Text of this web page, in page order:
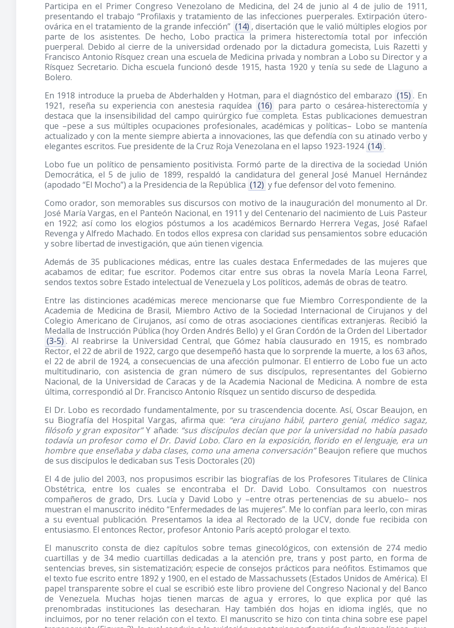
Participa en el Primer Congreso Venezolano de Medicina, del 24 de junio al 4 de julio de 1911,
presentando el trabajo “Profilaxis y tratamiento de las infecciones puerperales. Extirpación útero-
ovárica en el tratamiento de la grande infección” (14) , disertación que le valió múltiples elogios por
parte de los asistentes. De hecho, Lobo practica la primera histerectomía total por infección
puerperal. Debido al cierre de la universidad ordenado por la dictadura gomecista, Luis Razetti y
Francisco Antonio Rísquez crean una escuela de Medicina privada y nombran a Lobo su Director y a
Rísquez Secretario. Dicha escuela funcionó desde 1915, hasta 1920 y tenía su sede de Llaguno a
Bolero.
En 1918 introduce la prueba de Abderhalden y Hotman, para el diagnóstico del embarazo (15) . En
1921, reseña su experiencia con anestesia raquídea (16)
para parto o cesárea-histerectomía y
destaca que la insensibilidad del campo quirúrgico fue completa. Estas publicaciones demuestran
que –pese a sus múltiples ocupaciones profesionales, académicas y políticas– Lobo se mantenía
actualizado y con la mente siempre abierta a innovaciones, las que defendía con su atinado verbo y
elegantes escritos. Fue presidente de la Cruz Roja Venezolana en el lapso 1923-1924 (14) .
Lobo fue un político de pensamiento positivista. Formó parte de la directiva de la sociedad Unión
Democrática, el 5 de julio de 1899, respaldó la candidatura del general José Manuel Hernández
(apodado “El Mocho”) a la Presidencia de la República (12) y fue defensor del voto femenino.
Como orador, son memorables sus discursos con motivo de la inauguración del monumento al Dr.
José María Vargas, en el Panteón Nacional, en 1911 y del Centenario del nacimiento de Luis Pasteur
en 1922; así como los elogios póstumos a los académicos Bernardo Herrera Vegas, José Rafael
Revenga y Alfredo Machado. En todos ellos expresa con claridad sus pensamientos sobre educación
y sobre libertad de investigación, que aún tienen vigencia.
Además de 35 publicaciones médicas, entre las cuales destaca Enfermedades de las mujeres que
acabamos de editar; fue escritor. Podemos citar entre sus obras la novela María Leona Farrel,
sendos textos sobre Estado intelectual de Venezuela y Los políticos, además de obras de teatro.
Entre las distinciones académicas merece mencionarse que fue Miembro Correspondiente de la
Academia de Medicina de Brasil, Miembro Activo de la Sociedad Internacional de Cirujanos y del
Colegio Americano de Cirujanos, así como de otras asociaciones científicas extranjeras. Recibió la
Medalla de Instrucción Pública (hoy Orden Andrés Bello) y el Gran Cordón de la Orden del Libertador
(3-5) . Al reabrirse la Universidad Central, que Gómez había clausurado en 1915, es nombrado
Rector, el 22 de abril de 1922, cargo que desempeñó hasta que lo sorprende la muerte, a los 63 años,
el 22 de abril de 1924, a consecuencias de una afección pulmonar. El entierro de Lobo fue un acto
multitudinario, con asistencia de gran número de sus discípulos, representantes del Gobierno
Nacional, de la Universidad de Caracas y de la Academia Nacional de Medicina. A nombre de esta
última, correspondió al Dr. Francisco Antonio Rísquez un sentido discurso de despedida.
El Dr. Lobo es recordado fundamentalmente, por su trascendencia docente. Así, Oscar Beaujon, en
su Biografía del Hospital Vargas, afirma que: “era cirujano hábil, partero genial, médico sagaz,
filósofo y gran expositor”Y añade: “sus discípulos decían que por la universidad no había pasado
todavía un profesor como el Dr. David Lobo. Claro en la exposición, florido en el lenguaje, era un
hombre que enseñaba y daba clases, como una amena conversación”Beaujon refiere que muchos
de sus discípulos le dedicaban sus Tesis Doctorales (20)
El 4 de julio del 2003, nos propusimos escribir las biografías de los Profesores Titulares de Clínica
Obstétrica, entre los cuales se encontraba el Dr. David Lobo. Consultamos con nuestros
compañeros de grado, Drs. Lucía y David Lobo y –entre otras pertenencias de su abuelo– nos
muestran el manuscrito inédito “Enfermedades de las mujeres”. Me lo confían para leerlo, con miras
a su eventual publicación. Presentamos la idea al Rectorado de la UCV, donde fue recibida con
entusiasmo. El entonces Rector, profesor Antonio París aceptó prologar el texto.
El manuscrito consta de diez capítulos sobre temas ginecológicos, con extensión de 274 medio
cuartillas y de 34 medio cuartillas dedicadas a la atención pre, trans y post parto, en forma de
sentencias breves, sin sistematización; especie de consejos prácticos para neófitos. Estimamos que
el texto fue escrito entre 1892 y 1900, en el estado de Massachussets (Estados Unidos de América). El
papel transparente sobre el cual se escribió este libro proviene del Congreso Nacional y del Banco
de Venezuela. Muchas hojas tienen marcas de agua y errores, lo que explica por qué las
prenombradas instituciones las desecharan. Hay también dos hojas en idioma inglés, que no
incluimos, por no tener relación con el texto. El manuscrito se hizo con tinta china sobre ese papel